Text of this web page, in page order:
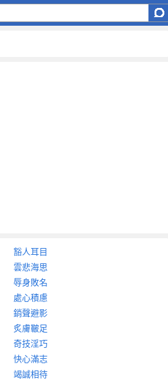
豁人耳目
雲悲海思
辱身敗名
處心積慮
銷聲避影
炙膚皸足
奇技淫巧
快心滿志
竭誠相待